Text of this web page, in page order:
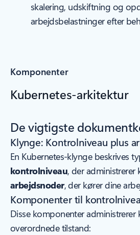
skalering, udskiftning og
arbejdsbelastninger efter
Komponenter
Kubernetes-arkitektur
De vigtigste
Klynge: Kontrolniveau plus
En Kubernetes-klynge beskrives
kontrolniveau, der administrerer
arbejdsnoder, der kører dine
Komponenter til
Disse komponenter administrerer
overordnede tilstand: